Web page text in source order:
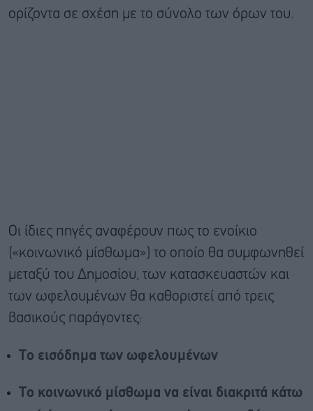
ορίζοντα σε σχέση με το σύνολο των όρων του.
Οι ίδιες πηγές αναφέρουν πως το ενοίκιο
(«κοινωνικό μίσθωμα») το οποίο θα συμφωνηθεί
μεταξύ του Δημοσίου, των κατασκευαστών και
των ωφελουμένων θα καθοριστεί από τρεις
βασικούς παράγοντες:
Το εισόδημα των ωφελουμένων
Το κοινωνικό μίσθωμα να είναι διακριτά κάτω